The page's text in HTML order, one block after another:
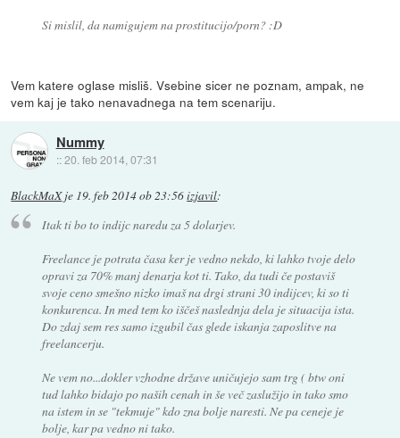
Si mislil, da namigujem na prostitucijo/porn? :D
Vem katere oglase misliš. Vsebine sicer ne poznam, ampak, ne
vem kaj je tako nenavadnega na tem scenariju.
Nummy
::20. feb 2014, 07:31
BlackMaXje 19. feb 2014 ob 23:56izjavil:
Itak ti bo to indijc naredu za 5 dolarjev.
Freelance je potrata časa ker je vedno nekdo, ki lahko tvoje delo
opravi za 70% manj denarja kot ti. Tako, da tudi če postaviš
svoje ceno smešno nizko imaš na drgi strani 30 indijcev, ki so ti
konkurenca. In med tem ko iščeš naslednja dela je situacija ista.
Do zdaj sem res samo izgubil čas glede iskanja zaposlitve na
freelancerju.
Ne vem no...dokler vzhodne države uničujejo sam trg ( btw oni
tud lahko bidajo po naših cenah in še več zaslužijo in tako smo
na istem in se "tekmuje" kdo zna bolje naresti. Ne pa ceneje je
bolje, kar pa vedno ni tako.